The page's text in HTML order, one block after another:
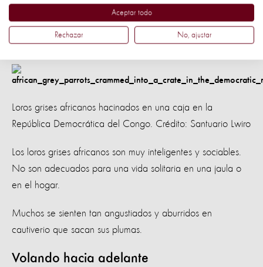
Tienen una tasa de mortalidad del 66% incluso antes
de llegan a ser transportados en los aviones.
Loros grises africanos hacinados en una caja en la
República Democrática del Congo. Crédito: Santuario Lwiro
Los loros grises africanos son muy inteligentes y sociables.
No son adecuados para una vida solitaria en una jaula o
en el hogar.
Muchos se sienten tan angustiados y aburridos en
cautiverio que sacan sus plumas.
Volando hacia adelante
Aceptar todo
Rechazar No, ajustar